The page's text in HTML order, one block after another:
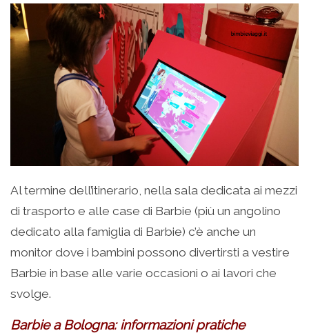
Al termine dell’itinerario, nella sala dedicata ai mezzi
di trasporto e alle case di Barbie (più un angolino
dedicato alla famiglia di Barbie) c’è anche un
monitor dove i bambini possono divertirsti a vestire
Barbie in base alle varie occasioni o ai lavori che
svolge.
Barbie a Bologna: informazioni pratiche